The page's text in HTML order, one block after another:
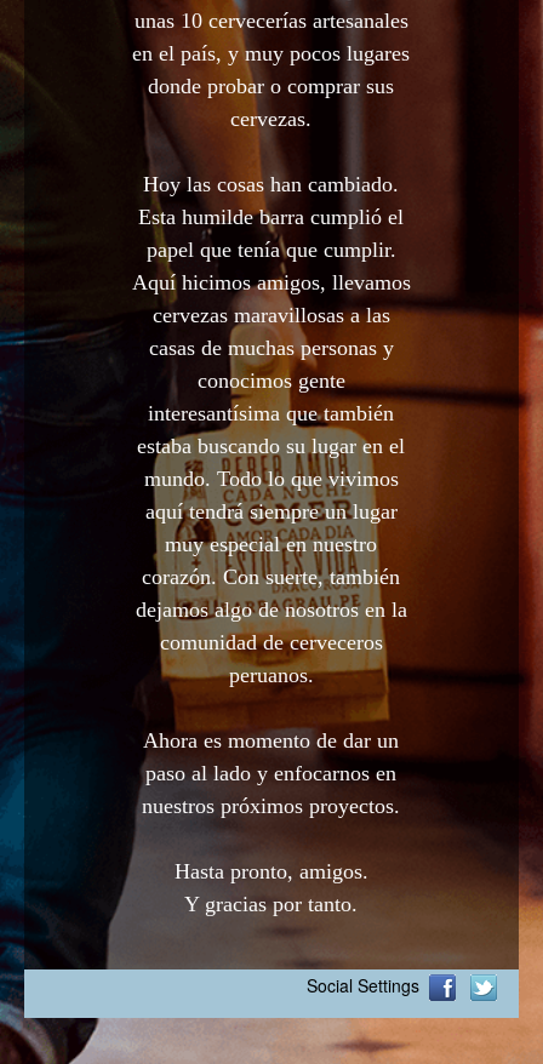
unas 10 cervecerías artesanales
en el país, y muy pocos lugares
donde probar o comprar sus
cervezas.
Hoy las cosas han cambiado.
Esta humilde barra cumplió el
papel que tenía que cumplir.
Aquí hicimos amigos, llevamos
cervezas maravillosas a las
casas de muchas personas y
conocimos gente
interesantísima que también
estaba buscando su lugar en el
mundo. Todo lo que vivimos
aquí tendrá siempre un lugar
muy especial en nuestro
corazón. Con suerte, también
dejamos algo de nosotros en la
comunidad de cerveceros
peruanos.
Ahora es momento de dar un
paso al lado y enfocarnos en
nuestros próximos proyectos.
Hasta pronto, amigos.
Y gracias por tanto.
Social Settings